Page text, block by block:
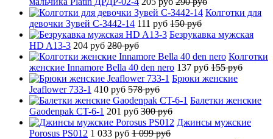
Колготки для
девочки Зувей C-3442-14 111 руб 150 руб
Безрукавка мужская
HD A13-3 204 руб 280 руб
Колготки
женские Innamore Bella 40 den nero 137 руб 155 руб
Брюки женские
Jeaflower 733-1 410 руб 578 руб
Балетки женские
Gaodenpak CT-6-1 201 руб 300 руб
Джинсы мужские
Porosus PS012 1 033 руб 1 099 руб